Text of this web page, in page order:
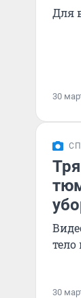
Для
30
тело
30